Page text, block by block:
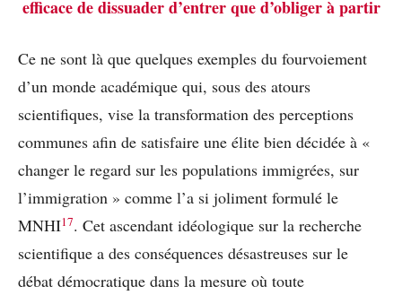
efficace de dissuader d’entrer que d’obliger à partir
Ce ne sont là que quelques exemples du fourvoiement
d’un monde académique qui, sous des atours
scientifiques, vise la transformation des perceptions
communes afin de satisfaire une élite bien décidée à «
changer le regard sur les populations immigrées, sur
l’immigration » comme l’a si joliment formulé le
MNHI17. Cet ascendant idéologique sur la recherche
scientifique a des conséquences désastreuses sur le
débat démocratique dans la mesure où toute